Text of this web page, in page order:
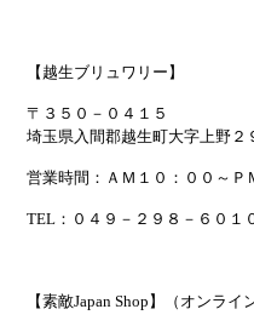
【越生ブリュワリー】
〒３５０－０４１５
埼玉県入間郡越生町大字上野２
営業時間：ＡＭ１０：００～Ｐ
TEL：０４９－２９８－６０１
【素敵Japan Shop】（オンライ